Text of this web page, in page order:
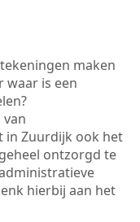
maken
waar is een
in Zuurdijk ook het
ontzorgd te
hierbij aan het